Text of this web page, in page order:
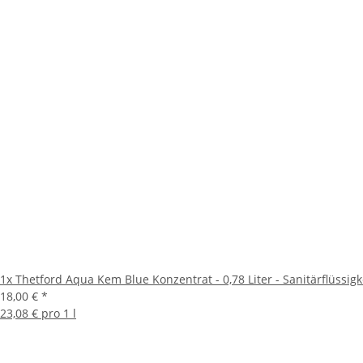
1x Thetford Aqua Kem Blue Konzentrat - 0,78 Liter -
18,00 € *
23,08 € pro 1 l